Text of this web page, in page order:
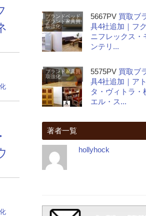
ブランドベッド
ブランド家具買
取強化
5667PV 買取ブ
具4社追加｜フ
ニフレックス・
ンテリ...
ブランド家具買
取強化
5575PV 買取ブ
具4社追加｜ア
タ・ヴィトラ・
エル・ス...
著者一覧
hollyhock